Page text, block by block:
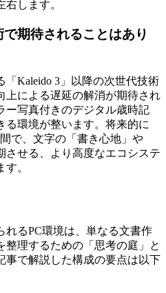
します。
期待されることはあり
「Kaleido 3」以降の次世代技術
上による遅延の解消が期待され
ー写真付きのデジタル歳時記
る環境が整います。将来的に
で、文字の「書き心地」や
させる、より高度なエコシステ
。
れるPC環境は、単なる文書作
整理するための「思考の庭」と
事で解説した構成の要点は以下